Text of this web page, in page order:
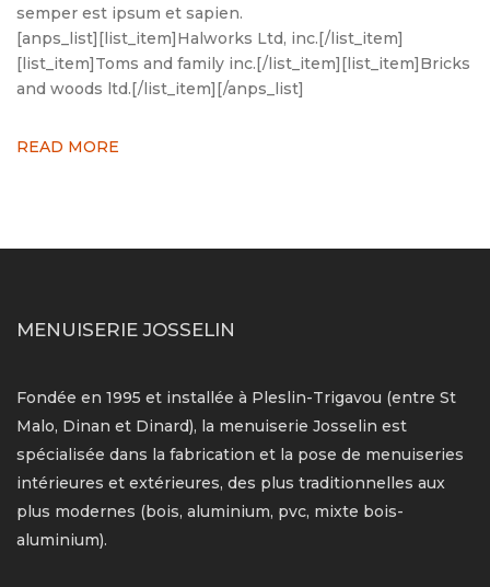
semper est ipsum et sapien.
[anps_list][list_item]Halworks Ltd, inc.[/list_item]
[list_item]Toms and family inc.[/list_item][list_item]Bricks
and woods ltd.[/list_item][/anps_list]
READ MORE
MENUISERIE JOSSELIN
Fondée en 1995 et installée à Pleslin-Trigavou (entre St
Malo, Dinan et Dinard), la menuiserie Josselin est
spécialisée dans la fabrication et la pose de menuiseries
intérieures et extérieures, des plus traditionnelles aux
plus modernes (bois, aluminium, pvc, mixte bois-
aluminium).